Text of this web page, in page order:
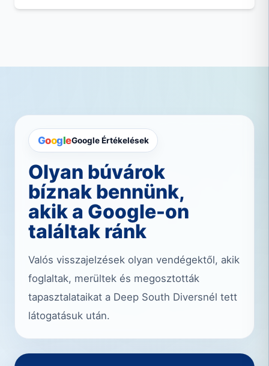
GoogleGoogle Értékelések
Olyan búvárok
bíznak bennünk,
akik a Google-on
találtak ránk
Valós visszajelzések olyan vendégektől, akik
foglaltak, merültek és megosztották
tapasztalataikat a Deep South Diversnél tett
látogatásuk után.